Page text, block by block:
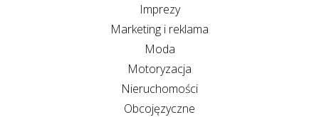
Imprezy
Marketing i reklama
Moda
Motoryzacja
Nieruchomości
Obcojęzyczne